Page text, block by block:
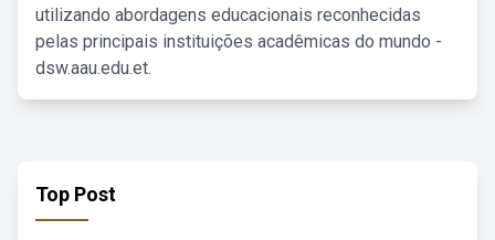
utilizando abordagens educacionais reconhecidas
pelas principais instituições acadêmicas do mundo -
dsw.aau.edu.et.
Top Post